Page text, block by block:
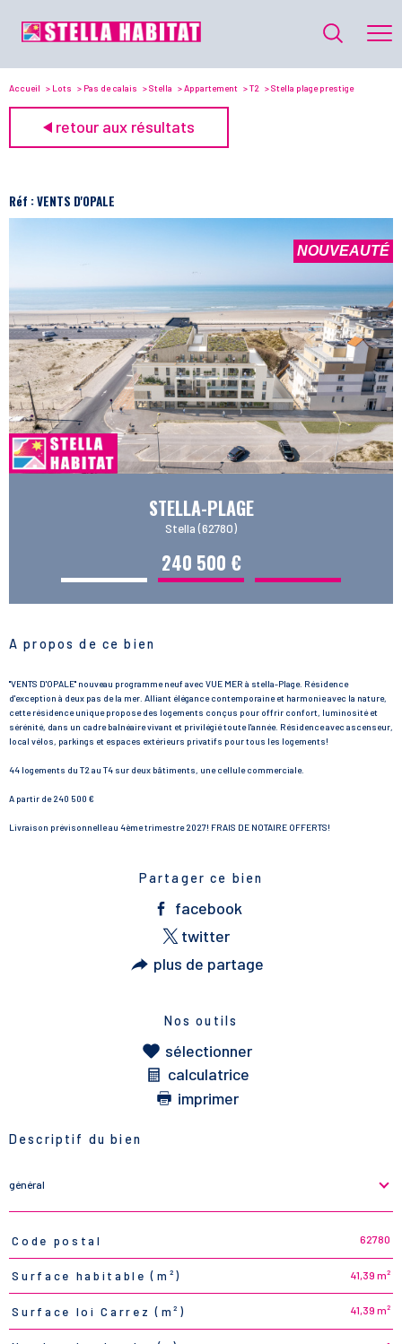
Accueil Lots Pas de calais Stella Appartement T2 Stella plage prestige
retour aux résultats
Réf : VENTS D'OPALE
NOUVEAUTÉ
STELLA-PLAGE
Stella (62780)
240 500 €
A propos de ce bien
"VENTS D'OPALE" nouveau programme neuf avec VUE MER à stella-Plage. Résidence
d'exception à deux pas de la mer. Alliant élégance contemporaine et harmonie avec la nature,
cette résidence unique propose des logements conçus pour offrir confort, luminosité et
sérénité, dans un cadre balnéaire vivant et privilégié toute l'année. Résidence avec ascenseur,
local vélos, parkings et espaces extérieurs privatifs pour tous les logements!
44 logements du T2 au T4 sur deux bâtiments, une cellule commerciale.
A partir de 240 500 €
Livraison prévisonnelle au 4ème trimestre 2027! FRAIS DE NOTAIRE OFFERTS!
Partager ce bien
facebook
twitter
plus de partage
Nos outils
sélectionner
calculatrice
imprimer
Descriptif du bien
général
TRAD_PAMPERO_Caracteristique
Code postal 62780
Surface habitable (m²) 41,39 m²
Surface loi Carrez (m²) 41,39 m²